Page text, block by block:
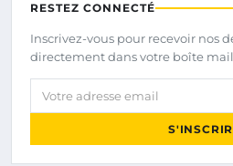
RESTEZ CONNECTÉ
Inscrivez-vous pour recevoir nos
directement dans votre boîte
Votre adresse email